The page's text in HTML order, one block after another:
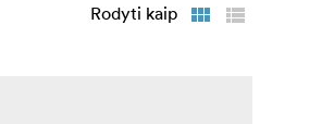
Rodyti kaip